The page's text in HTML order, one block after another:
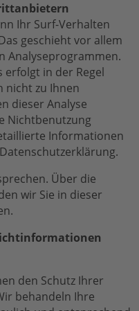
Ihr Surf-Verhalten
geschieht vor allem
Analyseprogrammen.
erfolgt in der Regel
nicht zu Ihnen
dieser Analyse
Nichtbenutzung
Informationen
Über die
wir Sie in dieser
den Schutz Ihrer
behandeln Ihre